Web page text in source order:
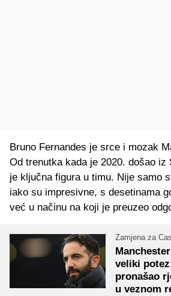
Bruno Fernandes je srce i mozak
Od trenutka kada je 2020. došao iz
je ključna figura u timu. Nije samo
iako su impresivne, s desetinama
već u načinu na koji je preuzeo
Zamjena za
veliki
pronašao
u veznom